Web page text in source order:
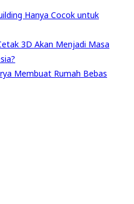
Hanya Cocok untuk
3D Akan Menjadi Masa
Membuat Rumah Bebas